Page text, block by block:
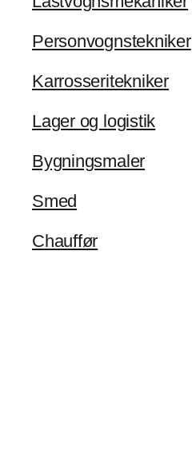
Personvognstekniker
Karrosseritekniker
Lager og logistik
Bygningsmaler
Smed
Chauffør